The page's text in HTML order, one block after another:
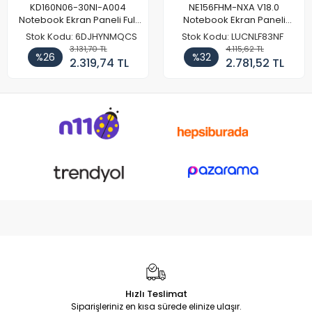
KD160N06-30NI-A004
Notebook Ekran Paneli Full
HD
Stok Kodu: 6DJHYNMQCS
%26
3.131,70 TL
2.319,74 TL
NE156FHM-NXA V18.0
Notebook Ekran Paneli
144Hz
Stok Kodu: LUCNLF83NF
%32
4.115,62 TL
2.781,52 TL
Hızlı Teslimat
Siparişleriniz en kısa sürede elinize ulaşır.